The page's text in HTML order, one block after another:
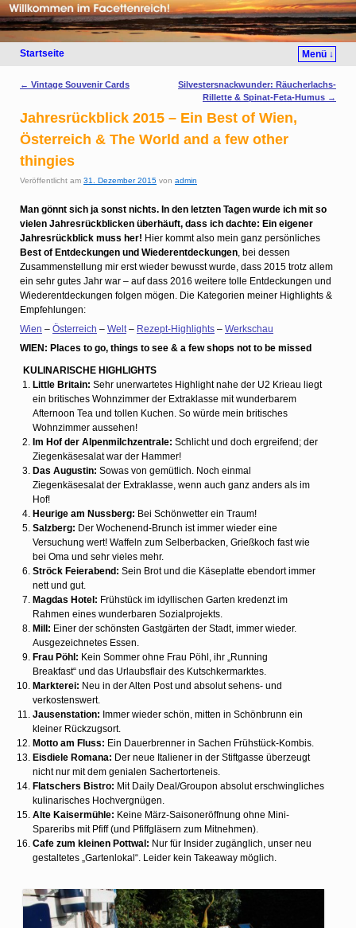
Startseite Menü ↓
Artikelnavigation
← Vintage Souvenir Cards
Silvestersnackwunder: Räucherlachs-
Rillette & Spinat-Feta-Humus →
Jahresrückblick 2015 – Ein Best of Wien,
Österreich & The World and a few other
thingies
Veröffentlicht am 31. Dezember 2015 von admin
Man gönnt sich ja sonst nichts. In den letzten Tagen wurde ich mit so
vielen Jahresrückblicken überhäuft, dass ich dachte: Ein eigener
Jahresrückblick muss her! Hier kommt also mein ganz persönliches
Best of Entdeckungen und Wiederentdeckungen , bei dessen
Zusammenstellung mir erst wieder bewusst wurde, dass 2015 trotz allem
ein sehr gutes Jahr war – auf dass 2016 weitere tolle Entdeckungen und
Wiederentdeckungen folgen mögen. Die Kategorien meiner Highlights &
Empfehlungen:
Wien – Österreich – Welt – Rezept-Highlights – Werkschau
WIEN: Places to go, things to see & a few shops not to be missed
KULINARISCHE HIGHLIGHTS
Little Britain: Sehr unerwartetes Highlight nahe der U2 Krieau liegt
ein britisches Wohnzimmer der Extraklasse mit wunderbarem
Afternoon Tea und tollen Kuchen. So würde mein britisches
Wohnzimmer aussehen!
Im Hof der Alpenmilchzentrale: Schlicht und doch ergreifend; der
Ziegenkäsesalat war der Hammer!
Das Augustin: Sowas von gemütlich. Noch einmal
Ziegenkäsesalat der Extraklasse, wenn auch ganz anders als im
Hof!
Heurige am Nussberg: Bei Schönwetter ein Traum!
Salzberg: Der Wochenend-Brunch ist immer wieder eine
Versuchung wert! Waffeln zum Selberbacken, Grießkoch fast wie
bei Oma und sehr vieles mehr.
Ströck Feierabend: Sein Brot und die Käseplatte ebendort immer
nett und gut.
Magdas Hotel: Frühstück im idyllischen Garten kredenzt im
Rahmen eines wunderbaren Sozialprojekts.
Mill: Einer der schönsten Gastgärten der Stadt, immer wieder.
Ausgezeichnetes Essen.
Frau Pöhl: Kein Sommer ohne Frau Pöhl, ihr „Running
Breakfast“ und das Urlaubsflair des Kutschkermarktes.
Markterei: Neu in der Alten Post und absolut sehens- und
verkostenswert.
Jausenstation: Immer wieder schön, mitten in Schönbrunn ein
kleiner Rückzugsort.
Motto am Fluss: Ein Dauerbrenner in Sachen Frühstück-Kombis.
Eisdiele Romana: Der neue Italiener in der Stiftgasse überzeugt
nicht nur mit dem genialen Sachertorteneis.
Flatschers Bistro: Mit Daily Deal/Groupon absolut erschwingliches
kulinarisches Hochvergnügen.
Alte Kaisermühle: Keine März-Saisoneröffnung ohne Mini-
Spareribs mit Pfiff (und Pfiffgläsern zum Mitnehmen).
Cafe zum kleinen Pottwal: Nur für Insider zugänglich, unser neu
gestaltetes „Gartenlokal“. Leider kein Takeaway möglich.